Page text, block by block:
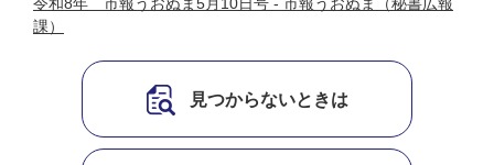
課）
見つからないときは